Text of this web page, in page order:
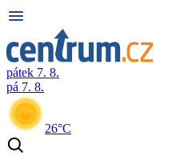
pátek 7. 8.
pá 7. 8.
26°C